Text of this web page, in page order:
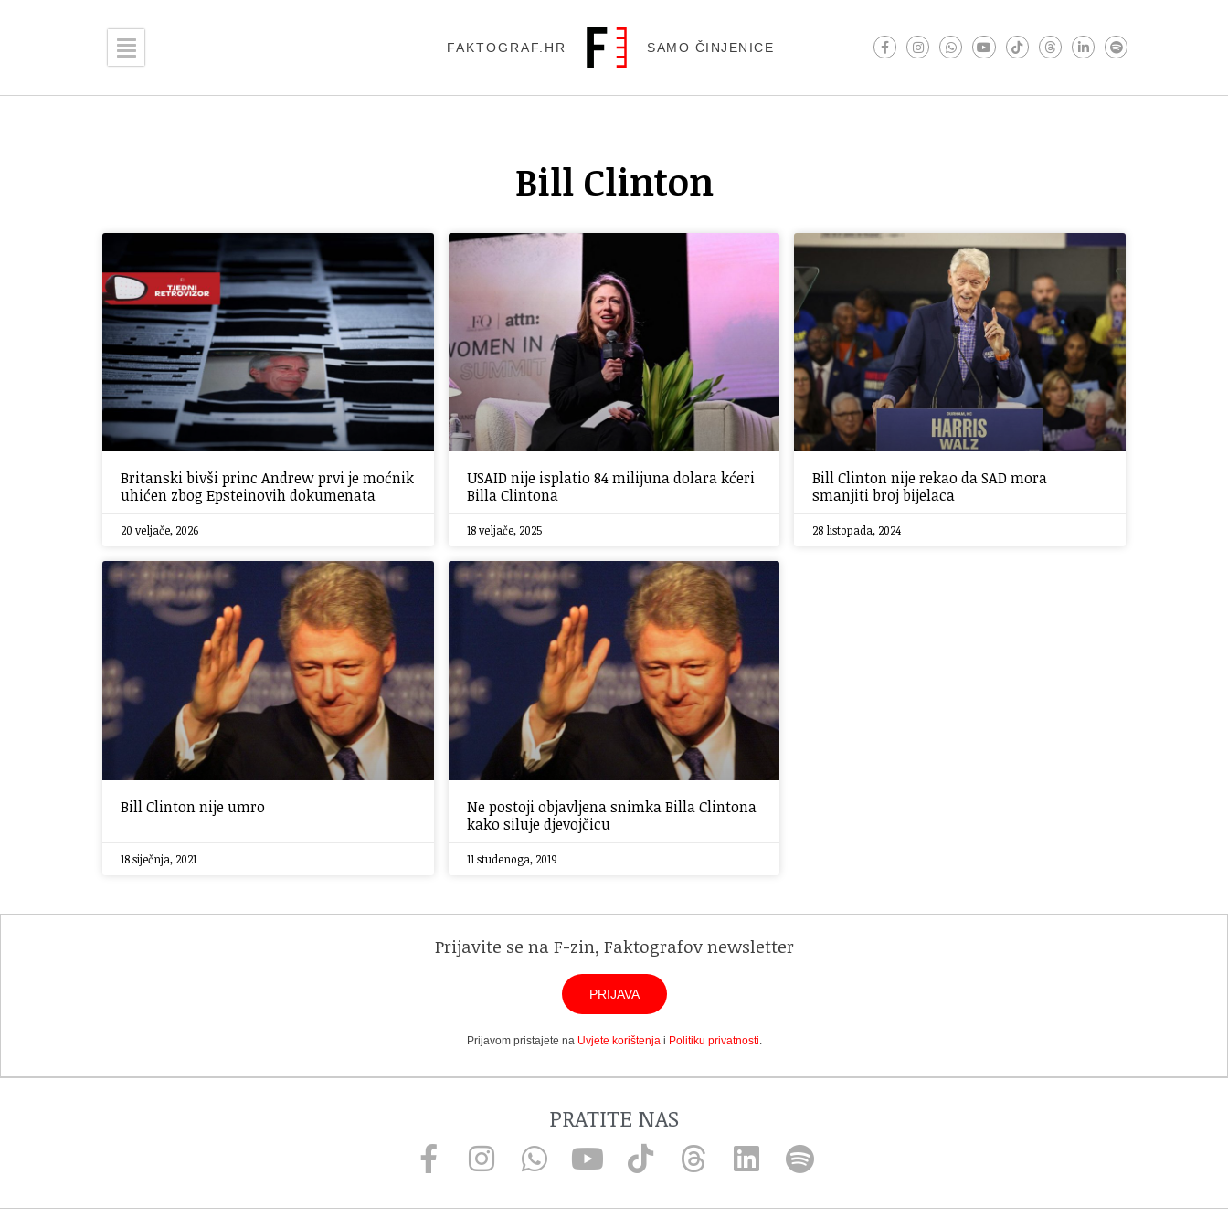
FAKTOGRAF.HR SAMO ČINJENICE
Bill Clinton
Britanski bivši princ Andrew prvi je moćnik
uhićen zbog Epsteinovih dokumenata
20 veljače, 2026
USAID nije isplatio 84 milijuna dolara kćeri
Billa Clintona
18 veljače, 2025
Bill Clinton nije rekao da SAD mora
smanjiti broj bijelaca
28 listopada, 2024
Bill Clinton nije umro
18 siječnja, 2021
Ne postoji objavljena snimka Billa Clintona
kako siluje djevojčicu
11 studenoga, 2019
Prijavite se na F-zin, Faktografov newsletter
PRIJAVA
Prijavom pristajete na Uvjete korištenja i Politiku privatnosti
PRATITE NAS